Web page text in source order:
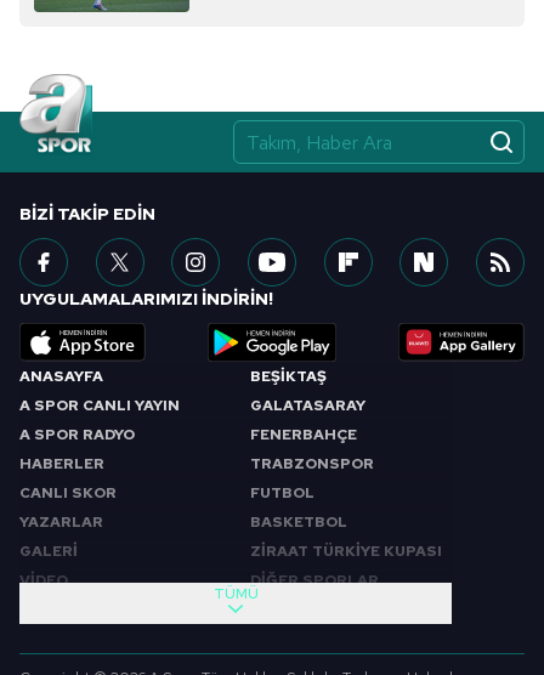
ANASAYFA
A SPOR CANLI YAYIN
A SPOR RADYO
HABERLER
CANLI SKOR
YAZARLAR
GALERİ
VİDEO
BEŞİKTAŞ
GALATASARAY
FENERBAHÇE
TRABZONSPOR
FUTBOL
BASKETBOL
ZİRAAT TÜRKİYE KUPASI
DİĞER SPORLAR
SABAH SPORU
FUTBOL
TÜMÜ
BIZI TAKIP EDIN
UYGULAMALARIMIZI İNDİRİN!